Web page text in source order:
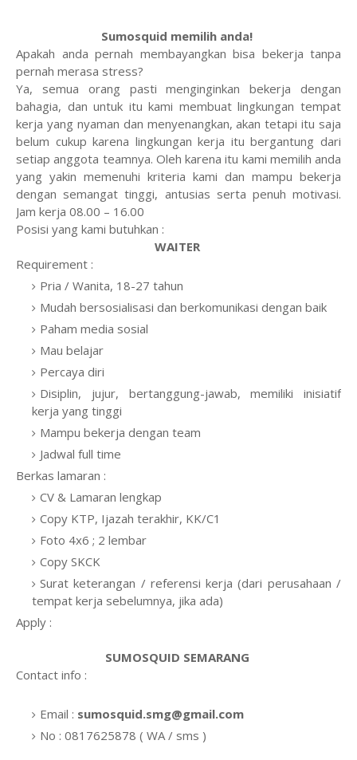
Sumosquid memilih anda!
Apakah anda pernah membayangkan bisa bekerja tanpa
pernah merasa stress?
Ya, semua orang pasti menginginkan bekerja dengan
bahagia, dan untuk itu kami membuat lingkungan tempat
kerja yang nyaman dan menyenangkan, akan tetapi itu saja
belum cukup karena lingkungan kerja itu bergantung dari
setiap anggota teamnya. Oleh karena itu kami memilih anda
yang yakin memenuhi kriteria kami dan mampu bekerja
dengan semangat tinggi, antusias serta penuh motivasi.
Jam kerja 08.00 – 16.00
Posisi yang kami butuhkan :
WAITER
Requirement :
Pria / Wanita, 18-27 tahun
Mudah bersosialisasi dan berkomunikasi dengan baik
Paham media sosial
Mau belajar
Percaya diri
Disiplin, jujur, bertanggung-jawab, memiliki inisiatif
kerja yang tinggi
Mampu bekerja dengan team
Jadwal full time
Berkas lamaran :
CV & Lamaran lengkap
Copy KTP, Ijazah terakhir, KK/C1
Foto 4x6 ; 2 lembar
Copy SKCK
Surat keterangan / referensi kerja (dari perusahaan /
tempat kerja sebelumnya, jika ada)
Apply :
SUMOSQUID SEMARANG
Contact info :
Email : sumosquid.smg@gmail.com
No : 0817625878 ( WA / sms )